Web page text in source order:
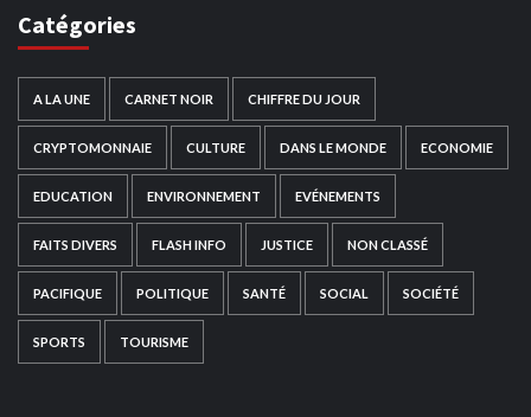
Catégories
A LA UNE CARNET NOIR CHIFFRE DU JOUR
CRYPTOMONNAIE CULTURE DANS LE MONDE ECONOMIE
EDUCATION ENVIRONNEMENT EVÉNEMENTS
FAITS DIVERS FLASH INFO JUSTICE NON CLASSÉ
PACIFIQUE POLITIQUE SANTÉ SOCIAL SOCIÉTÉ
SPORTS TOURISME